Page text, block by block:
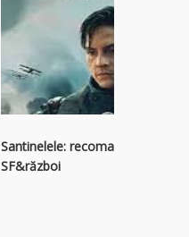
Santinelele: recomandare serial
SF&război